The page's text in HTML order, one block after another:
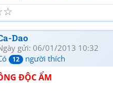
☆
Dao
gửi: 06/01/2013 10:32
12 người thích
ĐỘC ẨM